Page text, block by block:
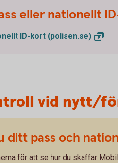
eller nationellt
ID-kort (polisen.se)
vid nytt/
ditt pass och
för att se hur du skaffar